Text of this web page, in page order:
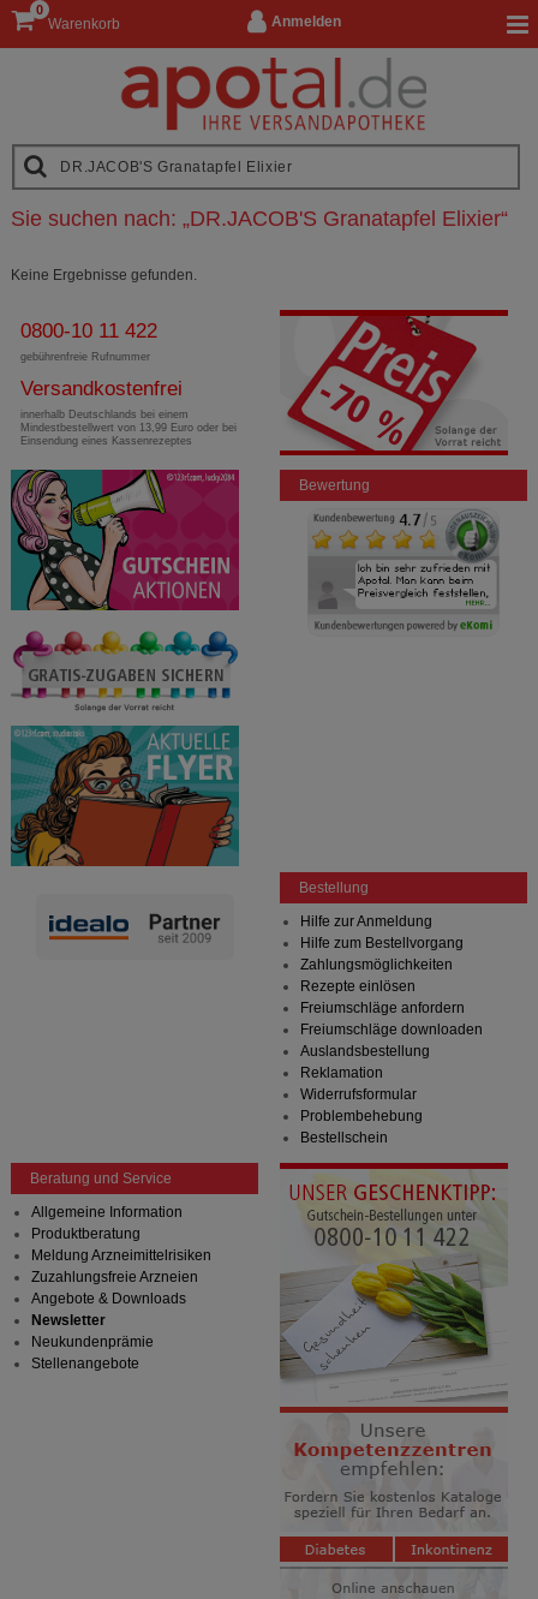
Anmelden
Warenkorb
0
Sie suchen nach: „DR.JACOB'S Granatapfel Elixier“
Keine Ergebnisse gefunden.
0800-10 11 422
gebührenfreie Rufnummer
Versandkostenfrei
innerhalb Deutschlands bei einem
Mindestbestellwert von 13,99 Euro oder bei
Einsendung eines Kassenrezeptes
Bewertung
Bestellung
Hilfe zur Anmeldung
Hilfe zum Bestellvorgang
Zahlungsmöglichkeiten
Rezepte einlösen
Freiumschläge anfordern
Freiumschläge downloaden
Auslandsbestellung
Reklamation
Widerrufsformular
Problembehebung
Bestellschein
Beratung und Service
Allgemeine Information
Produktberatung
Meldung Arzneimittelrisiken
Zuzahlungsfreie Arzneien
Angebote & Downloads
Newsletter
Neukundenprämie
Stellenangebote